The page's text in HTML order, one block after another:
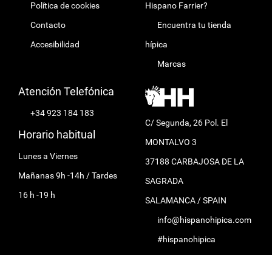
Política de cookies
Contacto
Accesibilidad
Hispano Farrier?
Encuentra tu tienda
hípica
Marcas
Atención Telefónica
+34 923 184 183
Horario habitual
Lunes a Viernes
Mañanas 9h -14h / Tardes
16 h -19 h
C/ Segunda, 26 Pol. El
MONTALVO 3
37188 CARBAJOSA DE LA
SAGRADA
SALAMANCA / SPAIN
info@hispanohipica.com
#hispanohipica